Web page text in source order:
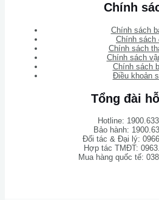
Chính
Chính sách
Chính sách
Chính sách
Chính sách
Chính sách
Điều khoản
Tổng đài
Hotline:
Bảo hành:
Đối tác & Đại lý:
Hợp tác TMĐT:
Mua hàng quốc tế: